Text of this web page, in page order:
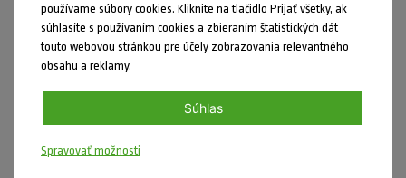
Zdieľať
DIY
používame súbory cookies. Kliknite na tlačidlo Prijať všetky, ak
súhlasíte s používaním cookies a zbieraním štatistických dát
touto webovou stránkou pre účely zobrazovania relevantného
obsahu a reklamy.
Súhlas
Spravovať možnosti